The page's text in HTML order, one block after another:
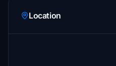
Location